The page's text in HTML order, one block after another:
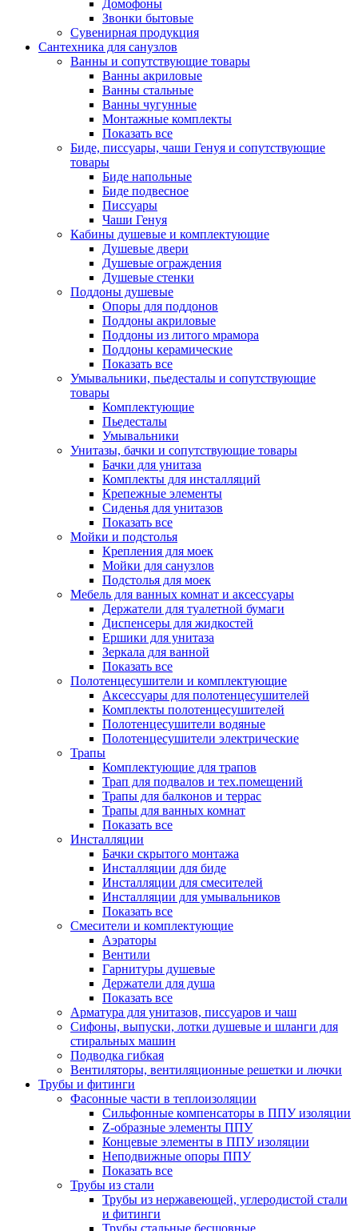
Домофоны
Звонки бытовые
Сувенирная продукция
Сантехника для санузлов
Ванны и сопутствующие товары
Ванны акриловые
Ванны стальные
Ванны чугунные
Монтажные комплекты
Показать все
Биде, писсуары, чаши Генуя и сопутствующие
товары
Биде напольные
Биде подвесное
Писсуары
Чаши Генуя
Кабины душевые и комплектующие
Душевые двери
Душевые ограждения
Душевые стенки
Поддоны душевые
Опоры для поддонов
Поддоны акриловые
Поддоны из литого мрамора
Поддоны керамические
Показать все
Умывальники, пьедесталы и сопутствующие
товары
Комплектующие
Пьедесталы
Умывальники
Унитазы, бачки и сопутствующие товары
Бачки для унитаза
Комплекты для инсталляций
Крепежные элементы
Сиденья для унитазов
Показать все
Мойки и подстолья
Крепления для моек
Мойки для санузлов
Подстолья для моек
Мебель для ванных комнат и аксессуары
Держатели для туалетной бумаги
Диспенсеры для жидкостей
Ершики для унитаза
Зеркала для ванной
Показать все
Полотенцесушители и комплектующие
Аксессуары для полотенцесушителей
Комплекты полотенцесушителей
Полотенцесушители водяные
Полотенцесушители электрические
Трапы
Комплектующие для трапов
Трап для подвалов и тех.помещений
Трапы для балконов и террас
Трапы для ванных комнат
Показать все
Инсталляции
Бачки скрытого монтажа
Инсталляции для биде
Инсталляции для смесителей
Инсталляции для умывальников
Показать все
Смесители и комплектующие
Аэраторы
Вентили
Гарнитуры душевые
Держатели для душа
Показать все
Арматура для унитазов, писсуаров и чаш
Сифоны, выпуски, лотки душевые и шланги для
стиральных машин
Подводка гибкая
Вентиляторы, вентиляционные решетки и лючки
Трубы и фитинги
Фасонные части в теплоизоляции
Cильфонные компенсаторы в ППУ изоляции
Z-образные элементы ППУ
Концевые элементы в ППУ изоляции
Неподвижные опоры ППУ
Показать все
Трубы из стали
Трубы из нержавеющей, углеродистой стали
и фитинги
Трубы стальные бесшовные